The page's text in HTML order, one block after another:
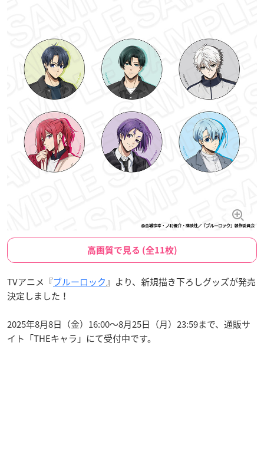
高画質で見る (全11枚)
TVアニメ『ブルーロック』より、新規描き下ろしグッズが発売
決定しました！
2025年8月8日（金）16:00〜8月25日（月）23:59まで、通販サ
イト「THEキャラ」にて受付中です。